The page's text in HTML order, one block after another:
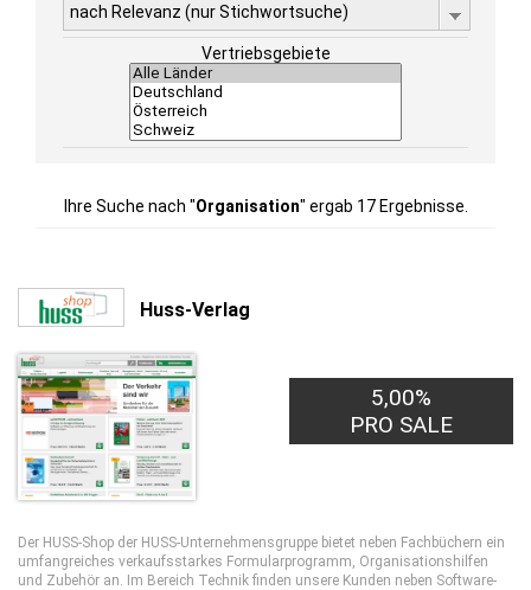
nach Relevanz (nur Stichwortsuche)
Vertriebsgebiete
Ihre Suche nach "Organisation" ergab 17 Ergebnisse.
Huss-Verlag
5,00%
PRO SALE
Der HUSS-Shop der HUSS-Unternehmensgruppe bietet neben Fachbüchern ein
umfangreiches verkaufsstarkes Formularprogramm, Organisationshilfen
und Zubehör an. Im Bereich Technik finden unsere Kunden neben Software-